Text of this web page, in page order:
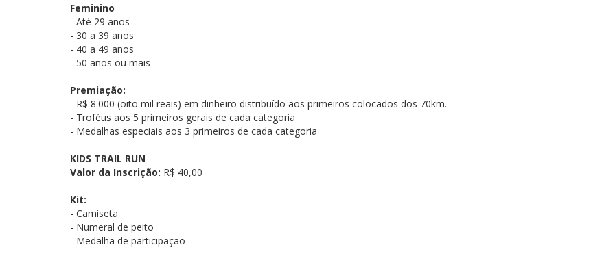
Feminino
- Até 29 anos
- 30 a 39 anos
- 40 a 49 anos
- 50 anos ou mais
Premiação:
- R$ 8.000 (oito mil reais) em dinheiro distribuído aos primeiros colocados dos 70km.
- Troféus aos 5 primeiros gerais de cada categoria
- Medalhas especiais aos 3 primeiros de cada categoria
KIDS TRAIL RUN
Valor da Inscrição: R$ 40,00
Kit:
- Camiseta
- Numeral de peito
- Medalha de participação